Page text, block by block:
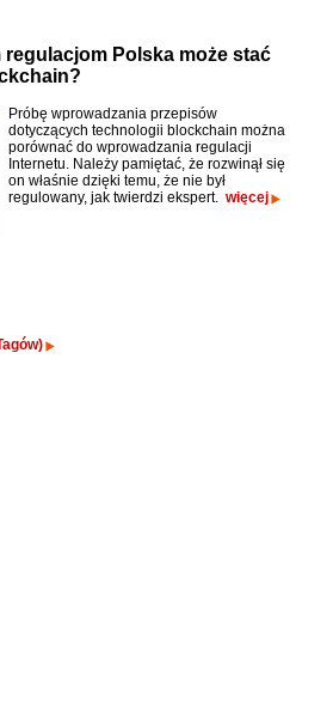
Polska może stać
Próbę wprowadzania przepisów
dotyczących technologii blockchain można
porównać do wprowadzania regulacji
Internetu. Należy pamiętać, że rozwinął się
on właśnie dzięki temu, że nie był
regulowany, jak twierdzi ekspert. więcej